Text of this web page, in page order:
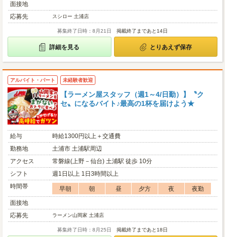
面接地
応募先
スシロー 土浦店
募集終了日時：8月21日 掲載終了まであと14日
詳細を見る とりあえず保存
アルバイト・パート 未経験者歓迎
【ラーメン屋スタッフ（週1～4/日勤）】〝ク
セ〟になるバイト♪最高の1杯を届けよう★
給与
時給1300円以上＋交通費
勤務地
土浦市 土浦駅周辺
アクセス
常磐線(上野－仙台) 土浦駅 徒歩 10分
シフト
週1日以上 1日3時間以上
時間帯
早朝 朝 昼 夕方 夜
夜勤
面接地
応募先
ラーメン山岡家 土浦店
募集終了日時：8月25日 掲載終了まであと18日